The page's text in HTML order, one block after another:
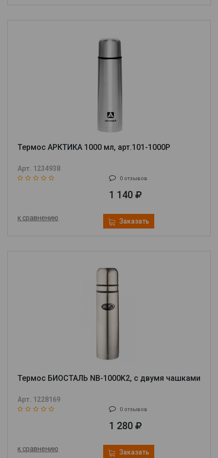
Термос АРКТИКА 1000 мл, арт.101-1000P
Арт. 1234938
0 отзывов
1 140
к сравнению Заказать
Термос БИОСТАЛЬ NB-1000K2, с двумя чашками
Арт. 1228169
0 отзывов
1 280
к сравнению Заказать